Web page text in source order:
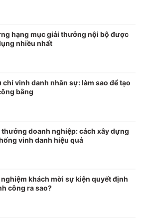
hạng mục giải thưởng nội bộ được
nhiều nhất
chí vinh danh nhân sự: làm sao để tạo
bằng
thưởng doanh nghiệp: cách xây dựng
vinh danh hiệu quả
nghiệm khách mời sự kiện quyết định
công ra sao?